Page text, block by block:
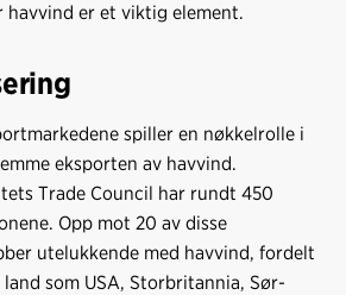
havvind er et viktig element.
spiller en nøkkelrolle i
eksporten av havvind.
Trade Council har rundt 450
Opp mot 20 av disse
utelukkende med havvind, fordelt
som USA, Storbritannia, Sør-